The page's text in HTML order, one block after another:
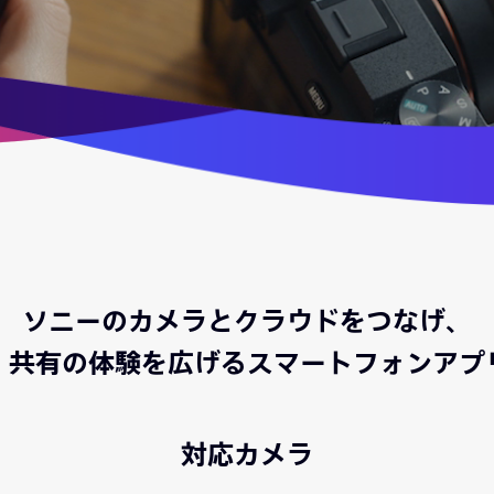
ソニーのカメラとクラウドをつなげ、
共有の体験を広げるスマートフォンアプ
対応カメラ